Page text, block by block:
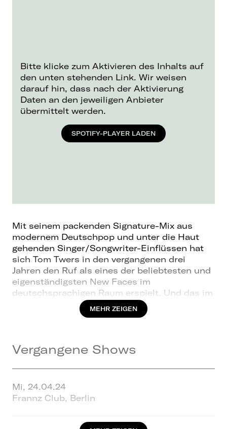
Bitte klicke zum Aktivieren des Inhalts auf
den unten stehenden Link. Wir weisen
darauf hin, dass nach der Aktivierung
Daten an den jeweiligen Anbieter
übermittelt werden.
SPOTIFY-PLAYER LADEN
Mit seinem packenden Signature-Mix aus
modernem Deutschpop und unter die Haut
gehenden Singer/Songwriter-Einflüssen hat
sich Tom Twers in den vergangenen drei
Jahren den Ruf als eines der beliebtesten und
eigenständigsten New Faces im
deutschsprachigen Raum erspielt. Und das im
kompletten Alleingang – einzig angetrieben
von seinem großen Traum vom Musikmachen
Songschreiber seinen Ausnahmestatus noch
Tom Twers ist ein Indie-Artist aus
Überzeugung. Nach lupenreiner DIY-Manier
veröffentlicht er regelmäßig neue Songs auf
Spotify. Ohne Label, ohne Musikverlag, ohne
MEHR ZEIGEN
Vergangene Shows
Mi, 24.04.24
Frannz Club, Berlin